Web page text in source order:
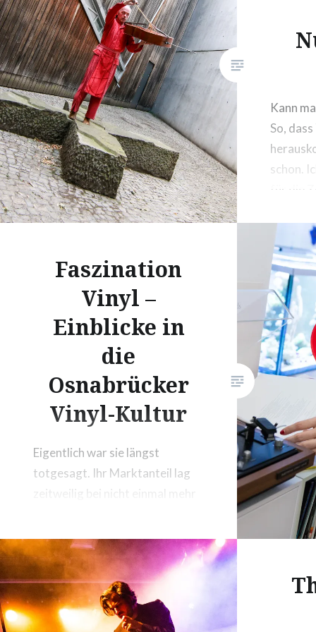
war ich am 16….
Kann
So,
schon.
für die
ich so
Faszination
Vinyl –
Einblicke in
die
Osnabrücker
Vinyl-Kultur
Eigentlich war sie längst
totgesagt. Ihr Marktanteil lag
zeitweilig bei nicht einmal mehr
nahezu unendlichen
Überangebot an Musik via
Streaming, erlebt die analoge
Schallplatte eine kleine